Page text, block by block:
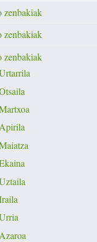
zenbakiak
zenbakiak
zenbakiak
Azaroa